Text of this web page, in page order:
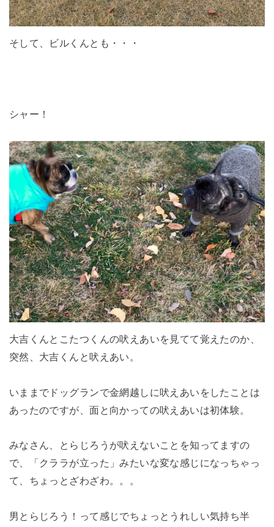
そして、ビルくんとも・・・
シャー！
大吉くんとこたつくんの吠えあいを見てて覚えたのか、
突然、大吉くんと吠えあい。
いままでドッグランで金網越しに吠えあいをしたことは
あったのですが、面と向かっての吠えあいは初体験。
みなさん、とらじろうが吠えないことを知ってますの
で、「クララが立った」みたいな変な感じになっちゃっ
て、ちょっとざわざわ。。。
男とらじろう！って感じでちょっとうれしい気持ち半